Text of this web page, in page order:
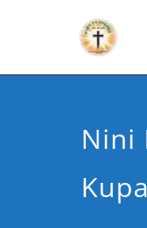
Nini